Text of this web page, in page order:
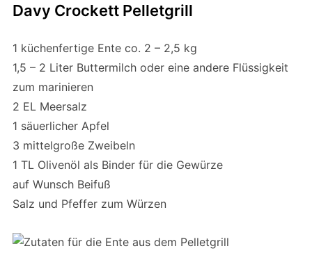
Davy Crockett Pelletgrill
1 küchenfertige Ente co. 2 – 2,5 kg
1,5 – 2 Liter Buttermilch oder eine andere Flüssigkeit
zum marinieren
2 EL Meersalz
1 säuerlicher Apfel
3 mittelgroße Zweibeln
1 TL Olivenöl als Binder für die Gewürze
auf Wunsch Beifuß
Salz und Pfeffer zum Würzen